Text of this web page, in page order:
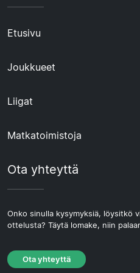
Etusivu
Joukkueet
Liigat
Matkatoimistoja
Ota yhteyttä
Onko sinulla kysymyksiä, löysitkö
ottelusta? Täytä lomake, niin
Ota yhteyttä